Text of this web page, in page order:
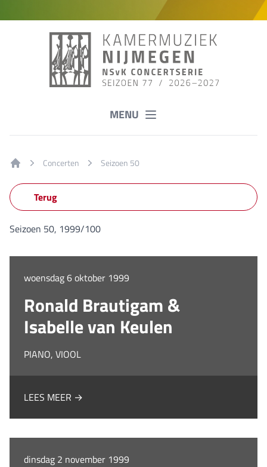
MENU
Concerten Seizoen 50
Terug
Seizoen 50, 1999/100
woensdag 6 oktober 1999
Ronald Brautigam &
Isabelle van Keulen
PIANO, VIOOL
LEES MEER →
dinsdag 2 november 1999